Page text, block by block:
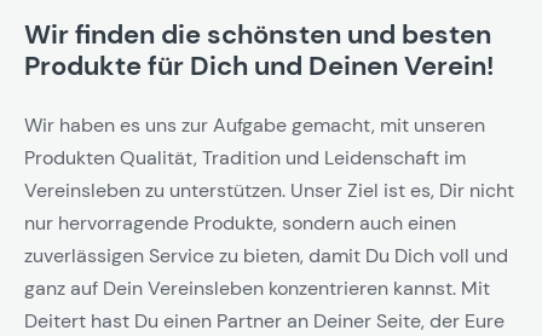
Wir finden die schönsten und besten
Produkte für Dich und Deinen Verein!
Wir haben es uns zur Aufgabe gemacht, mit unseren
Produkten Qualität, Tradition und Leidenschaft im
Vereinsleben zu unterstützen. Unser Ziel ist es, Dir nicht
nur hervorragende Produkte, sondern auch einen
zuverlässigen Service zu bieten, damit Du Dich voll und
ganz auf Dein Vereinsleben konzentrieren kannst. Mit
Deitert hast Du einen Partner an Deiner Seite, der Eure